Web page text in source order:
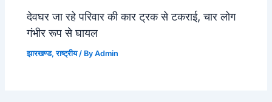
देवघर जा रहे परिवार की कार ट्रक से टकराई, चार लोग
गंभीर रूप से घायल
झारखण्ड,राष्ट्रीय/ ByAdmin